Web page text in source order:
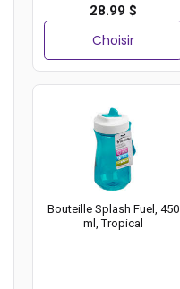
28.99 $
Choisir
Bouteille Splash Fuel, 450
ml, Tropical